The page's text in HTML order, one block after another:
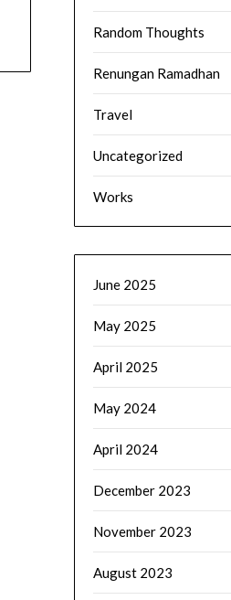
Random Thoughts
Renungan Ramadhan
Travel
Uncategorized
Works
June 2025
May 2025
April 2025
May 2024
April 2024
December 2023
November 2023
August 2023